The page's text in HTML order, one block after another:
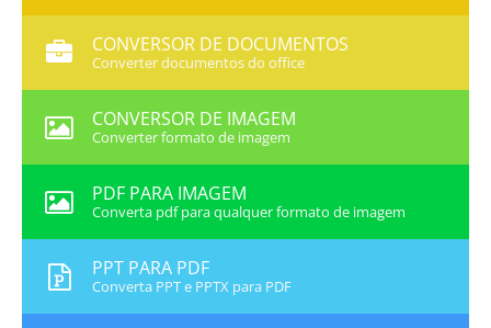
CONVERSOR DE DOCUMENTOS
Converter documentos do office
CONVERSOR DE IMAGEM
Converter formato de imagem
PDF PARA IMAGEM
Converta pdf para qualquer formato de imagem
PPT PARA PDF
Converta PPT e PPTX para PDF